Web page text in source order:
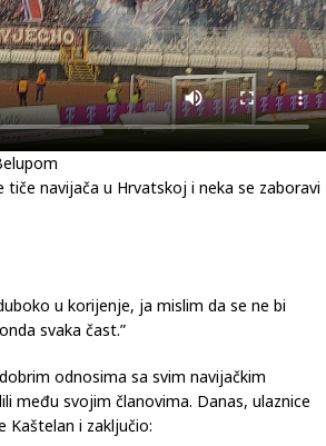
navijača u Hrvatskoj i neka se zaboravi
u korijenje, ja mislim da se ne bi
svaka čast.”
odnosima sa svim navijačkim
među svojim članovima. Danas, ulaznice
Kaštelan i zaključio: